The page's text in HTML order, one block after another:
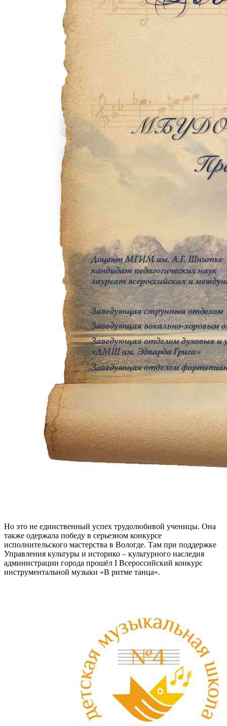
Но это не единственный успех трудолюбивой ученицы. Она
также одержала победу в серьезном конкурсе
исполнительского мастерства в Вологде. Там при поддержке
Управления культуры и историко – культурного наследия
администрации города прошёл I Всероссийский конкурс
инструментальной музыки «В ритме танца».